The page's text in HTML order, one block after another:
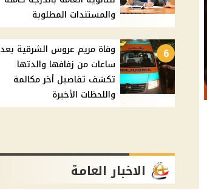
والمستندات المطلوبة
6
وفاة مريم عروس الشرقية بعد
ساعات من زفافها والدتها
تكشف تفاصيل أخر مكالمة
واللحظات الأخيرة
الاخبار العامة